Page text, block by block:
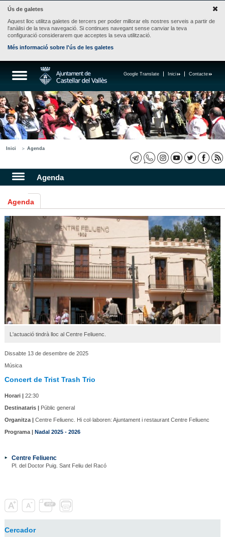
Ús de galetes
Aquest lloc utilitza galetes de tercers per poder millorar els nostres serveis a partir de
l'anàlisi de la teva navegació. Si continues navegant sense canviar la teva
configuració considerarem que acceptes la seva utilització.
Més informació sobre l'ús de les galetes
Contacte
Inici
Google Translate
Inici Agenda
Agenda
Agenda
L'actuació tindrà lloc al Centre Feliuenc.
Dissabte 13 de desembre de 2025
Música
Concert de Trist Trash Trio
Horari |22:30
Destinataris |Públic general
Organitza |Centre Feliuenc. Hi col·laboren: Ajuntament i restaurant Centre Feliuenc
Programa | Nadal 2025 - 2026
Centre Feliuenc
Pl. del Doctor Puig. Sant Feliu del Racó
Cercador